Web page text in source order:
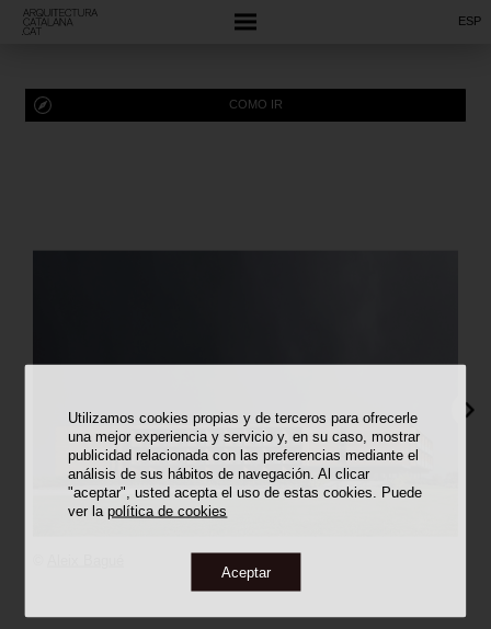
Utilizamos cookies propias y de terceros para ofrecerle
una mejor experiencia y servicio y, en su caso, mostrar
publicidad relacionada con las preferencias mediante el
análisis de sus hábitos de navegación. Al clicar
"aceptar", usted acepta el uso de estas cookies. Puede
ver lapolítica de cookies
Aceptar
ESP
COMO IR